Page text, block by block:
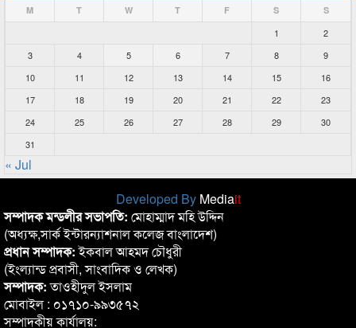
M T W T F S S
1
2
3
4 5 6 7 8
9
10
11 12 13 14 15
16
17
18 19 20 21 22
23
24
25 26 27 28 29
30
31
« Jul
Developed By Mediait
সম্পাদক মন্ডলীর সভাপতি: মোহাম্মাদ মহি উদ্দিন
(অধ্যক্ষ,সার্ক ইন্টারন্যাশনাল কলেজ বাংলাদেশ)
প্রধান সম্পাদক:ইকবাল আহমদ চৌধুরী
(ইংল্যান্ড প্রবাসী, সাংবাদিক ও লেখক)
সম্পাদক:তাওহীদুল ইসলাম
মোবাইল : ০১৭১০-৯৯৩৫৭২
সম্পাদকীয় কার্যালয়: